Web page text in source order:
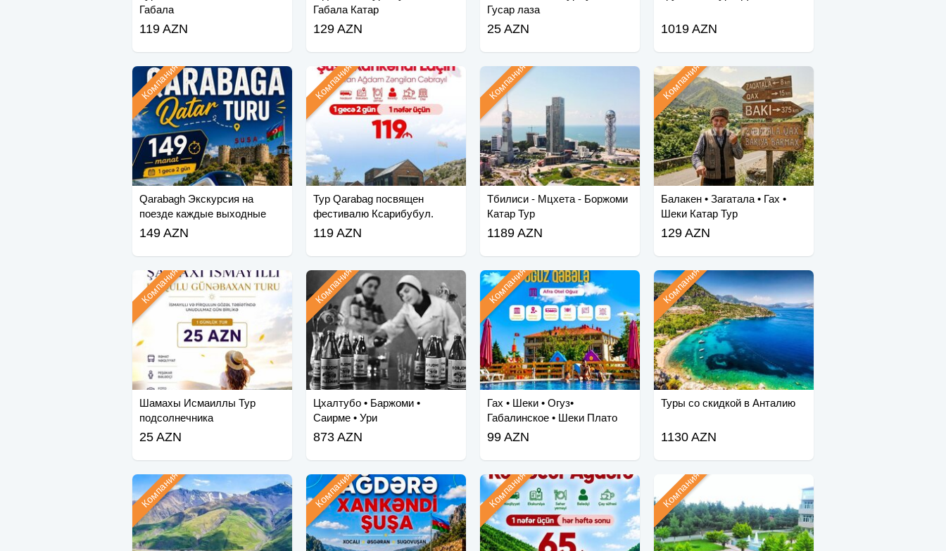
Габала
119 AZN
Габала Катар
129 AZN
Гусар лаза
25 AZN 1019 AZN
Qarabagh Экскурсия на
поезде каждые выходные
(май-июнь)
Компания
149 AZN
Тур Qarabag посвящен
фестивалю Ксарибубул.
Компания
119 AZN
Тбилиси - Мцхета - Боржоми
Катар Тур
Компания
1189 AZN
Балакен • Загатала • Гах •
Шеки Катар Тур
Компания
129 AZN
Шамахы Исмаиллы Тур
подсолнечника
Компания
25 AZN
Цхалтубо • Баржоми •
Саирме • Ури
Компания
873 AZN
Гах • Шеки • Огуз•
Габалинское • Шеки Плато
Компания
99 AZN
Туры со скидкой в Анталию
Компания
1130 AZN
Компания Компания Компания Компания